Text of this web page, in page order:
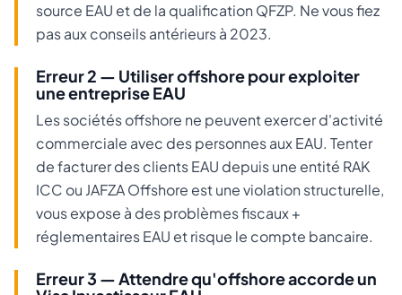
source EAU et de la qualification QFZP. Ne vous fiez
pas aux conseils antérieurs à 2023.
Erreur 2 — Utiliser offshore pour exploiter
une entreprise EAU
Les sociétés offshore ne peuvent exercer d'activité
commerciale avec des personnes aux EAU. Tenter
de facturer des clients EAU depuis une entité RAK
ICC ou JAFZA Offshore est une violation structurelle,
vous expose à des problèmes fiscaux +
réglementaires EAU et risque le compte bancaire.
Erreur 3 — Attendre qu'offshore accorde un